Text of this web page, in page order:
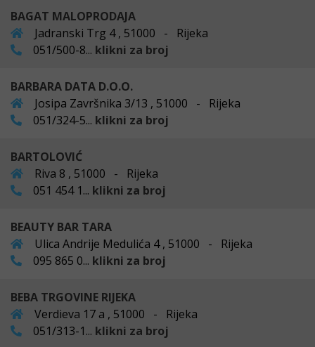
BAGAT MALOPRODAJA
Jadranski Trg 4 , 51000 - Rijeka
051/500-8... klikni za broj
BARBARA DATA D.O.O.
Josipa Završnika 3/13 , 51000 - Rijeka
051/324-5... klikni za broj
BARTOLOVIĆ
Riva 8 , 51000 - Rijeka
051 454 1... klikni za broj
BEAUTY BAR TARA
Ulica Andrije Medulića 4 , 51000 - Rijeka
095 865 0... klikni za broj
BEBA TRGOVINE RIJEKA
Verdieva 17 a , 51000 - Rijeka
051/313-1... klikni za broj